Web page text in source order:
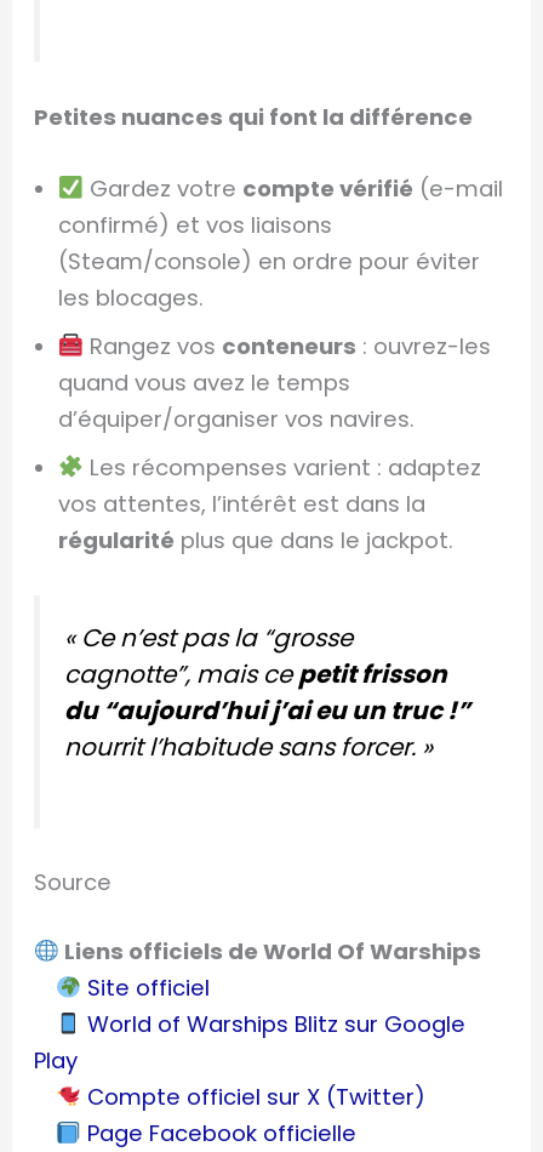
Petites nuances qui font la différence
Gardez votre compte vérifié (e-mail
confirmé) et vos liaisons
(Steam/console) en ordre pour éviter
les blocages.
Rangez vos conteneurs : ouvrez-les
quand vous avez le temps
d’équiper/organiser vos navires.
Les récompenses varient : adaptez
vos attentes, l’intérêt est dans la
régularité plus que dans le jackpot.
« Ce n’est pas la “grosse
cagnotte”, mais cepetit frisson
du “aujourd’hui j’ai eu un truc !”
nourrit l’habitude sans forcer. »
Source
Liens officiels de World Of Warships
Site officiel
World of Warships Blitz sur Google
Play
Compte officiel sur X (Twitter)
Page Facebook officielle